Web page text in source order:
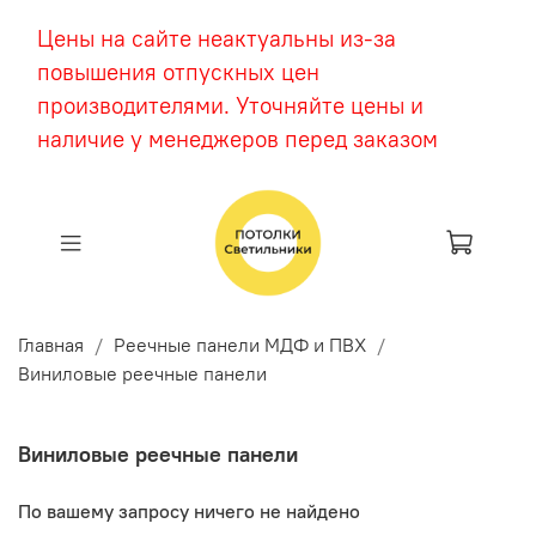
Цены на сайте неактуальны из-за
повышения отпускных цен
производителями. Уточняйте цены и
наличие у менеджеров перед заказом
Главная
Реечные панели МДФ и ПВХ
Виниловые реечные панели
Виниловые реечные панели
По вашему запросу ничего не найдено